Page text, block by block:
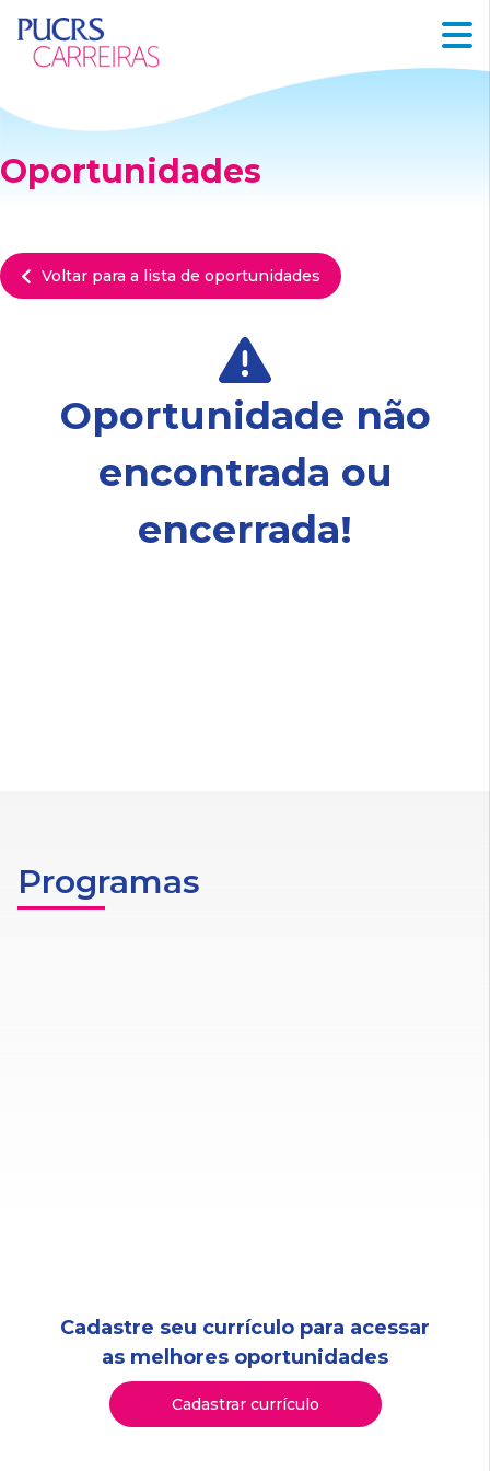
Oportunidades
Voltar para a lista de oportunidades
Oportunidade não
encontrada ou
encerrada!
Programas
Cadastre seu currículo para acessar
as melhores oportunidades
Cadastrar currículo